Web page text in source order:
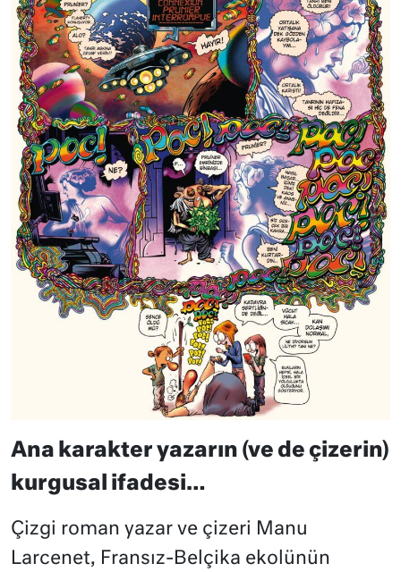
Ana karakter yazarın (ve de çizerin)
kurgusal ifadesi…
Çizgi roman yazar ve çizeri Manu
Larcenet, Fransız-Belçika ekolünün